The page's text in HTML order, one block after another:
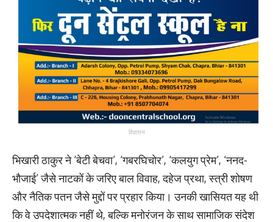
विज्ञापन
भिखारी ठाकुर ने ‘बेटी बेचवा’, ‘गबरघिचोर’, ‘कलयुग प्रेम’, ‘ननद-
भौजाई’ जैसे नाटकों के जरिए बाल विवाह, दहेज प्रथा, स्त्री शोषण
और नैतिक पतन जैसे मुद्दों पर प्रहार किया। उनकी खासियत यह थी
कि वे उपदेशात्मक नहीं थे, बल्कि मनोरंजन के साथ सामाजिक संदेश